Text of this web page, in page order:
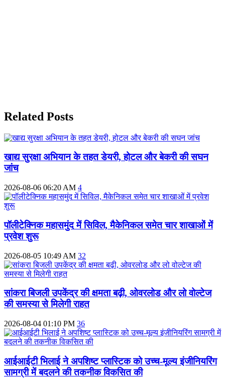
Related Posts
खाद्य सुरक्षा अभियान के तहत डेयरी, होटल और बेकरी की सघन
जांच
2026-08-06 06:20 AM 4
पॉलीटेक्निक महासमुंद में सिविल, मैकेनिकल समेत चार शाखाओं में
प्रवेश शुरू
2026-08-05 10:49 AM 32
सांकरा बिजली उपकेंद्र की क्षमता बढ़ी, ओवरलोड और लो वोल्टेज
की समस्या से मिलेगी राहत
2026-08-04 01:10 PM 36
आईआईटी भिलाई ने अपशिष्ट प्लास्टिक को उच्च-मूल्य इंजीनियरिंग
सामग्री में बदलने की तकनीक विकसित की